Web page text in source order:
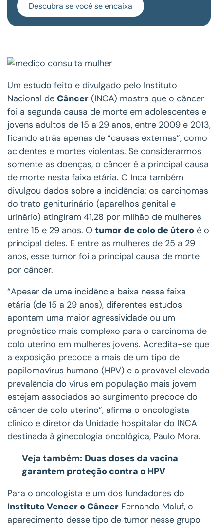
Descubra se você se encaixa
Um estudo feito e divulgado pelo Instituto
Nacional de Câncer (INCA) mostra que o câncer
foi a segunda causa de morte em adolescentes e
jovens adultos de 15 a 29 anos, entre 2009 e 2013,
ficando atrás apenas de “causas externas”, como
acidentes e mortes violentas. Se considerarmos
somente as doenças, o câncer é a principal causa
de morte nesta faixa etária. O Inca também
divulgou dados sobre a incidência: os carcinomas
do trato geniturinário (aparelhos genital e
urinário) atingiram 41,28 por milhão de mulheres
entre 15 e 29 anos. O tumor de colo de útero é o
principal deles. E entre as mulheres de 25 a 29
anos, esse tumor foi a principal causa de morte
por câncer.
“Apesar de uma incidência baixa nessa faixa
etária (de 15 a 29 anos), diferentes estudos
apontam uma maior agressividade ou um
prognóstico mais complexo para o carcinoma de
colo uterino em mulheres jovens. Acredita-se que
a exposição precoce a mais de um tipo de
papilomavírus humano (HPV) e a provável elevada
prevalência do vírus em população mais jovem
estejam associados ao surgimento precoce do
câncer de colo uterino”, afirma o oncologista
clínico e diretor da Unidade hospitalar do INCA
destinada à ginecologia oncológica, Paulo Mora.
Veja também: Duas doses da vacina
garantem proteção contra o HPV
Para o oncologista e um dos fundadores do
Instituto Vencer o Câncer Fernando Maluf, o
aparecimento desse tipo de tumor nesse grupo